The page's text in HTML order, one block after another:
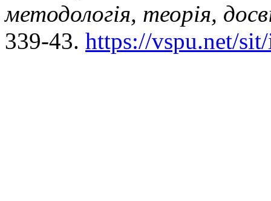
методологія, теорія,
339-43. https://vspu.net/